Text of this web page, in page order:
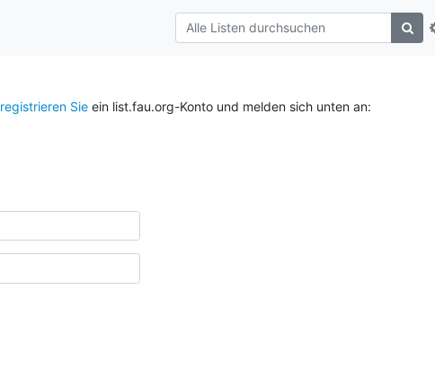
registrieren Sie ein list.fau.org-Konto und melden sich unten an: